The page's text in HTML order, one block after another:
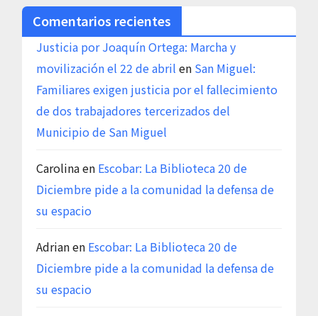
Comentarios recientes
Justicia por Joaquín Ortega: Marcha y
movilización el 22 de abril en San Miguel:
Familiares exigen justicia por el fallecimiento
de dos trabajadores tercerizados del
Municipio de San Miguel
Carolinaen Escobar: La Biblioteca 20 de
Diciembre pide a la comunidad la defensa de
su espacio
Adrianen Escobar: La Biblioteca 20 de
Diciembre pide a la comunidad la defensa de
su espacio